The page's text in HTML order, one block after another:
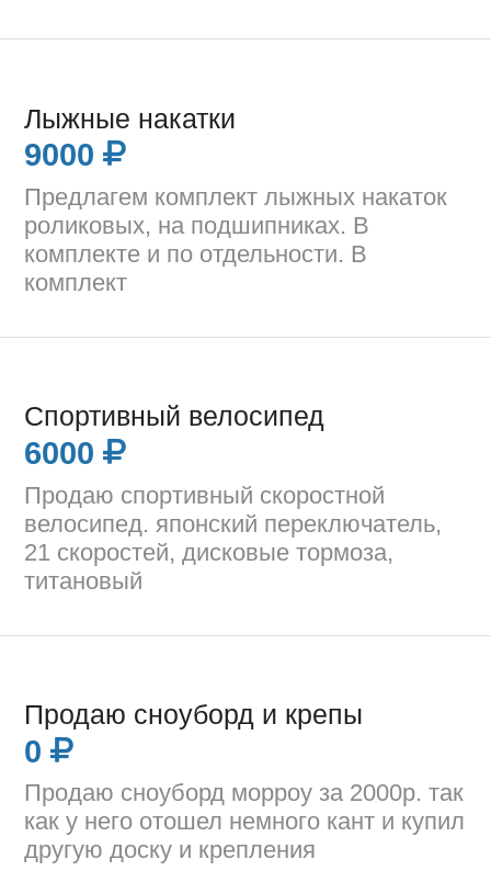
Лыжные накатки
9000
Предлагем комплект лыжных накаток
роликовых, на подшипниках. В
комплекте и по отдельности. В
комплект
Спортивный велосипед
6000
Продаю спортивный скоростной
велосипед. японский переключатель,
21 скоростей, дисковые тормоза,
титановый
Продаю сноуборд и крепы
0
Продаю сноуборд морроу за 2000р. так
как у него отошел немного кант и купил
другую доску и крепления